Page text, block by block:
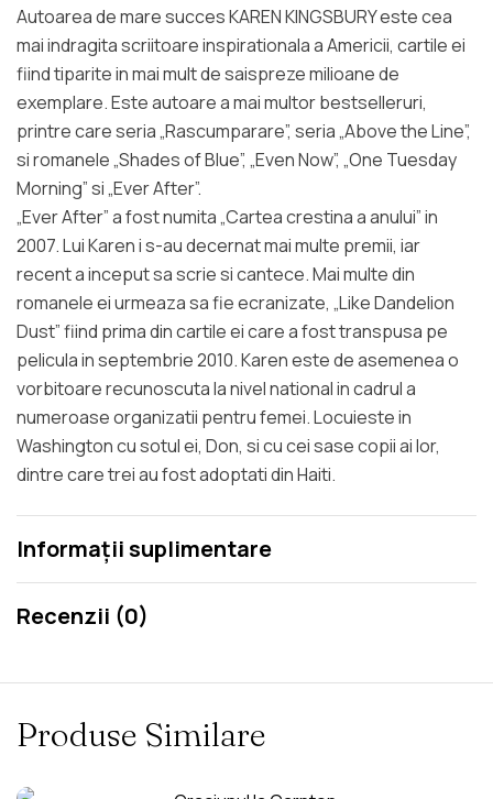
Autoarea de mare succes KAREN KINGSBURY este cea
mai indragita scriitoare inspirationala a Americii, cartile ei
fiind tiparite in mai mult de saispreze milioane de
exemplare. Este autoare a mai multor bestselleruri,
printre care seria „Rascumparare”, seria „Above the Line”,
si romanele „Shades of Blue”, „Even Now”, „One Tuesday
Morning” si „Ever After”.
„Ever After” a fost numita „Cartea crestina a anului” in
2007. Lui Karen i s-au decernat mai multe premii, iar
recent a inceput sa scrie si cantece. Mai multe din
romanele ei urmeaza sa fie ecranizate, „Like Dandelion
Dust” fiind prima din cartile ei care a fost transpusa pe
pelicula in septembrie 2010. Karen este de asemenea o
vorbitoare recunoscuta la nivel national in cadrul a
numeroase organizatii pentru femei. Locuieste in
Washington cu sotul ei, Don, si cu cei sase copii ai lor,
dintre care trei au fost adoptati din Haiti.
Informații suplimentare
Recenzii (0)
Produse Similare